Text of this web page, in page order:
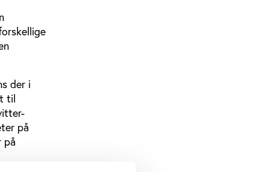
der i
til
på
på